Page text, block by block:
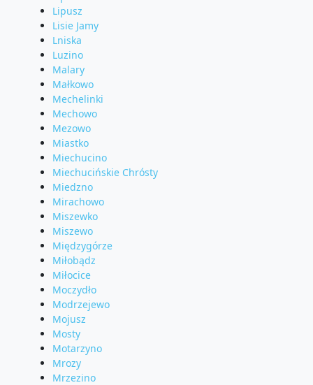
Lipusz
Lisie Jamy
Lniska
Luzino
Malary
Małkowo
Mechelinki
Mechowo
Mezowo
Miastko
Miechucino
Miechucińskie Chrósty
Miedzno
Mirachowo
Miszewko
Miszewo
Międzygórze
Miłobądz
Miłocice
Moczydło
Modrzejewo
Mojusz
Mosty
Motarzyno
Mrozy
Mrzezino